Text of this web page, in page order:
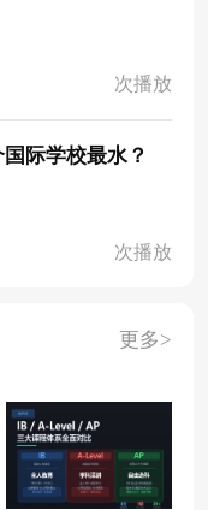
次播放
际学校最水？
次播放
更多>